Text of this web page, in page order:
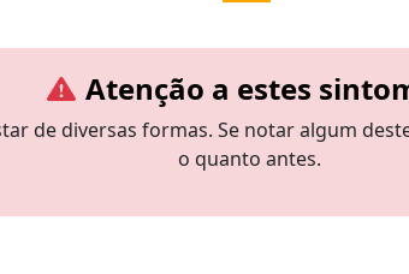
Atenção a estes
de diversas formas. Se notar algum
o quanto antes.